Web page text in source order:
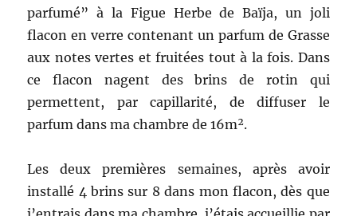
parfumé” à la Figue Herbe de Baïja, un joli
flacon en verre contenant un parfum de Grasse
aux notes vertes et fruitées tout à la fois. Dans
ce flacon nagent des brins de rotin qui
permettent, par capillarité, de diffuser le
parfum dans ma chambre de 16m².
Les deux premières semaines, après avoir
installé 4 brins sur 8 dans mon flacon, dès que